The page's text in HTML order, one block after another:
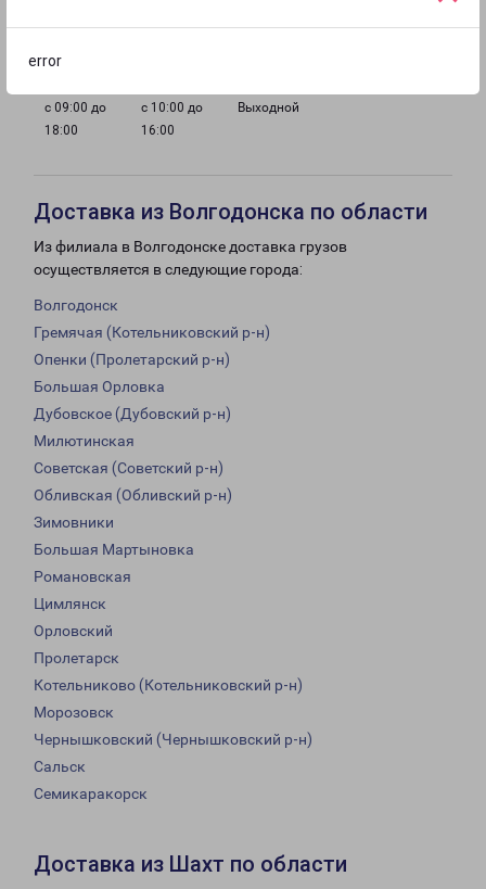
error
с 09:00 до
18:00
с 10:00 до
16:00
Выходной
Доставка из Волгодонска по области
Из филиала в Волгодонске доставка грузов
осуществляется в следующие города:
Волгодонск
Гремячая (Котельниковский р-н)
Опенки (Пролетарский р-н)
Большая Орловка
Дубовское (Дубовский р-н)
Милютинская
Советская (Советский р-н)
Обливская (Обливский р-н)
Зимовники
Большая Мартыновка
Романовская
Цимлянск
Орловский
Пролетарск
Котельниково (Котельниковский р-н)
Морозовск
Чернышковский (Чернышковский р-н)
Сальск
Семикаракорск
Доставка из Шахт по области